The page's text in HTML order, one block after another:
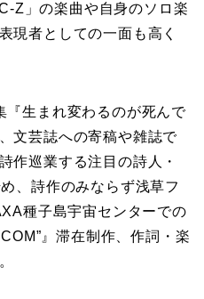
Z」の楽曲や自身のソロ楽
現者としての一面も高く
『生まれ変わるのが死んで
文芸誌への寄稿や雑誌で
作巡業する注目の詩人・
、詩作のみならず浅草フ
種子島宇宙センターでの
』滞在制作、作詞・楽